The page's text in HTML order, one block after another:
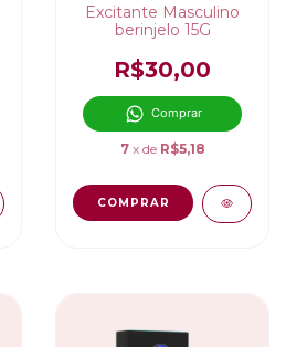
Excitante Masculino
berinjelo 15G
R$30,00
Comprar
7 x de R$5,18